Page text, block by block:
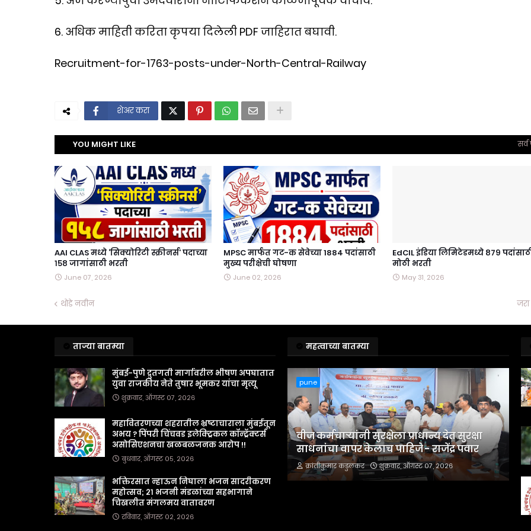
6. अधिक माहिती करिता कृपया दिलेली PDF जाहिरात बघावी.
Recruitment-for-1763-posts-under-North-Central-Railway
शेअर करा
YOU MIGHT LIKE सर्व
AAI CLAS मध्ये ‘सिक्योरिटी स्क्रीनर्स’ पदाच्या
१५८ जागांसाठी भरती
June 07, 2026
MPSC मार्फत गट-क सेवेच्या 1884 पदांसाठी
मुख्य परीक्षेची घोषणा
June 02, 2026
EdCIL इंडिया लिमिटेडमध्ये ८७९
मोठी भरती
May 31, 2026
थोडे नवीन
ताज्या बातम्या
मुंबई-पुणे द्रुतगती मार्गावरील भीषण अपघातात
युवा राजकीय नेते तुषार भूमकर यांचा मृत्यू
शुक्रवार, ऑगस्ट ०७, २०२६
महावितरणच्या शहरातील भ्रष्टाचाराला मुंबईतून
अभय ? पिंपरी चिंचवड इलेक्ट्रिकल कॉन्ट्रॅक्टर्स
असोसिएशनचा खळबळजनक आरोप !!
बुधवार, ऑगस्ट ०५, २०२६
भक्तिरसात न्हाऊन निघाला भजन सादरीकरण
महोत्सव; २१ भजनी मंडळांच्या सहभागाने
चिखलीत मंगलमय वातावरण
रविवार, ऑगस्ट ०२, २०२६
महत्वाच्या बातम्या
pune
वीज कर्मचाऱ्यांनी सुरक्षेला प्राधान्य देत सुरक्षा
साधनांचा वापर केलाच पाहिजे - राजेंद्र पवार
क्रांतीकुमार कडुलकर शुक्रवार, ऑगस्ट ०७, २०२६